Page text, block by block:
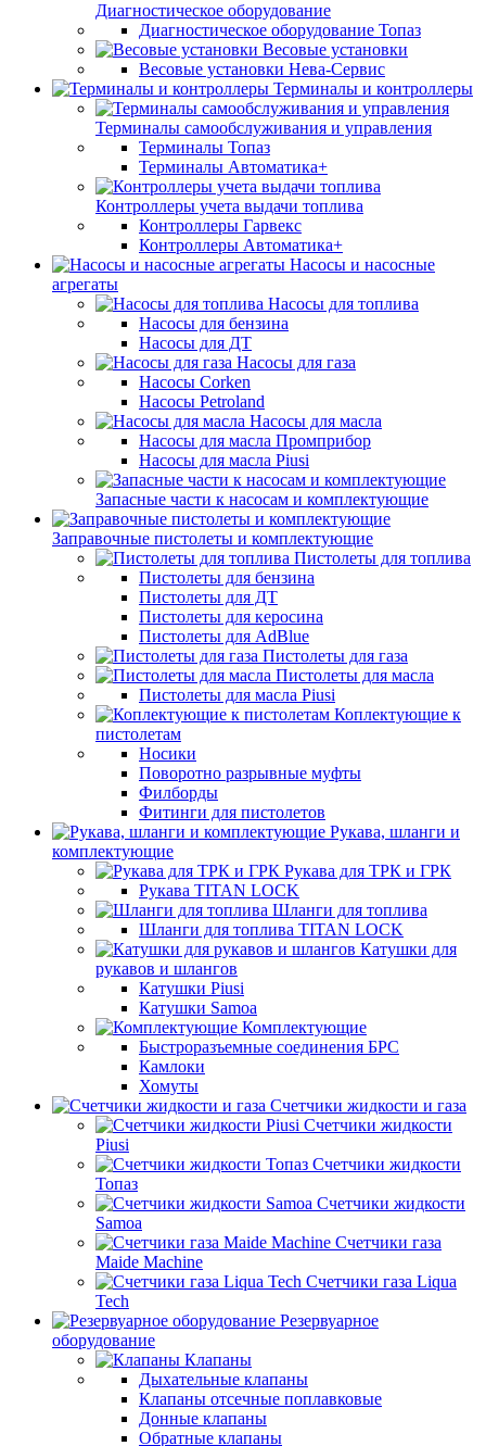
Диагностическое оборудование
Диагностическое оборудование Топаз
Весовые установки
Весовые установки Нева-Сервис
Терминалы и контроллеры
Терминалы самообслуживания и управления
Терминалы Топаз
Терминалы Автоматика+
Контроллеры учета выдачи топлива
Контроллеры Гарвекс
Контроллеры Автоматика+
Насосы и насосные
агрегаты
Насосы для топлива
Насосы для бензина
Насосы для ДТ
Насосы для газа
Насосы Corken
Насосы Petroland
Насосы для масла
Насосы для масла Промприбор
Насосы для масла Piusi
Запасные части к насосам и комплектующие
Заправочные пистолеты и комплектующие
Пистолеты для топлива
Пистолеты для бензина
Пистолеты для ДТ
Пистолеты для керосина
Пистолеты для AdBlue
Пистолеты для газа
Пистолеты для масла
Пистолеты для масла Piusi
Коплектующие к
пистолетам
Носики
Поворотно разрывные муфты
Филборды
Фитинги для пистолетов
Рукава, шланги и
комплектующие
Рукава для ТРК и ГРК
Рукава TITAN LOCK
Шланги для топлива
Шланги для топлива TITAN LOCK
Катушки для
рукавов и шлангов
Катушки Piusi
Катушки Samoa
Комплектующие
Быстроразъемные соединения БРС
Камлоки
Хомуты
Счетчики жидкости и газа
Счетчики жидкости
Piusi
Счетчики жидкости
Топаз
Счетчики жидкости
Samoa
Счетчики газа
Maide Machine
Счетчики газа Liqua
Tech
Резервуарное
оборудование
Клапаны
Дыхательные клапаны
Клапаны отсечные поплавковые
Донные клапаны
Обратные клапаны